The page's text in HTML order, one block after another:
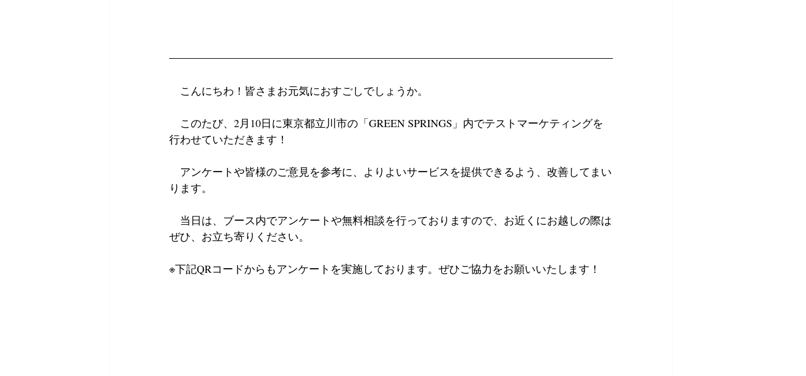
こんにちわ！皆さまお元気におすごしでしょうか。
このたび、2月10日に東京都立川市の「GREEN SPRINGS」内でテストマーケティングを
行わせていただきます！
アンケートや皆様のご意見を参考に、よりよいサービスを提供できるよう、改善してまい
ります。
当日は、ブース内でアンケートや無料相談を行っておりますので、お近くにお越しの際は
ぜひ、お立ち寄りください。
※下記QRコードからもアンケートを実施しております。ぜひご協力をお願いいたします！